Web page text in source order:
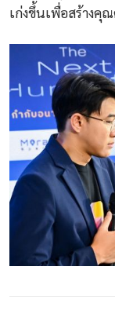
เก่งขึ้นเพื่อสร้างคุ